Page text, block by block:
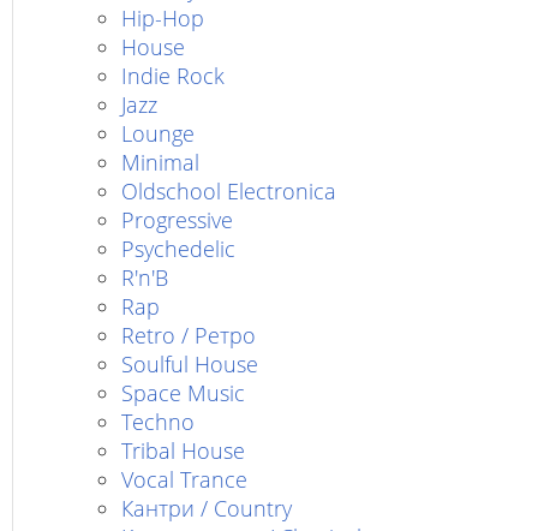
Hip-Hop
House
Indie Rock
Jazz
Lounge
Minimal
Oldschool Electronica
Progressive
Psychedelic
R'n'B
Rap
Retro / Ретро
Soulful House
Space Music
Techno
Tribal House
Vocal Trance
Кантри / Country